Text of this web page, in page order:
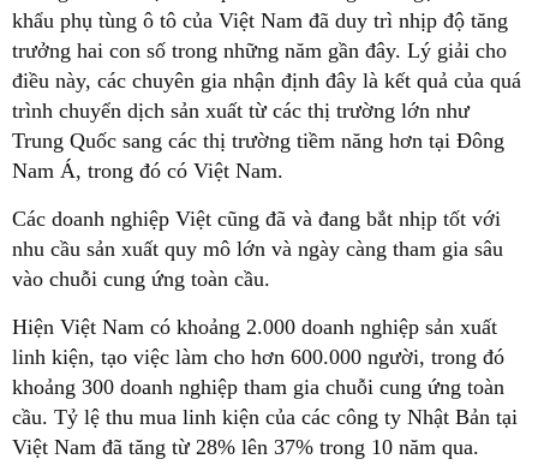
khẩu phụ tùng ô tô của Việt Nam đã duy trì nhịp độ tăng
trưởng hai con số trong những năm gần đây. Lý giải cho
điều này, các chuyên gia nhận định đây là kết quả của quá
trình chuyển dịch sản xuất từ các thị trường lớn như
Trung Quốc sang các thị trường tiềm năng hơn tại Đông
Nam Á, trong đó có Việt Nam.
Các doanh nghiệp Việt cũng đã và đang bắt nhịp tốt với
nhu cầu sản xuất quy mô lớn và ngày càng tham gia sâu
vào chuỗi cung ứng toàn cầu.
Hiện Việt Nam có khoảng 2.000 doanh nghiệp sản xuất
linh kiện, tạo việc làm cho hơn 600.000 người, trong đó
khoảng 300 doanh nghiệp tham gia chuỗi cung ứng toàn
cầu. Tỷ lệ thu mua linh kiện của các công ty Nhật Bản tại
Việt Nam đã tăng từ 28% lên 37% trong 10 năm qua.